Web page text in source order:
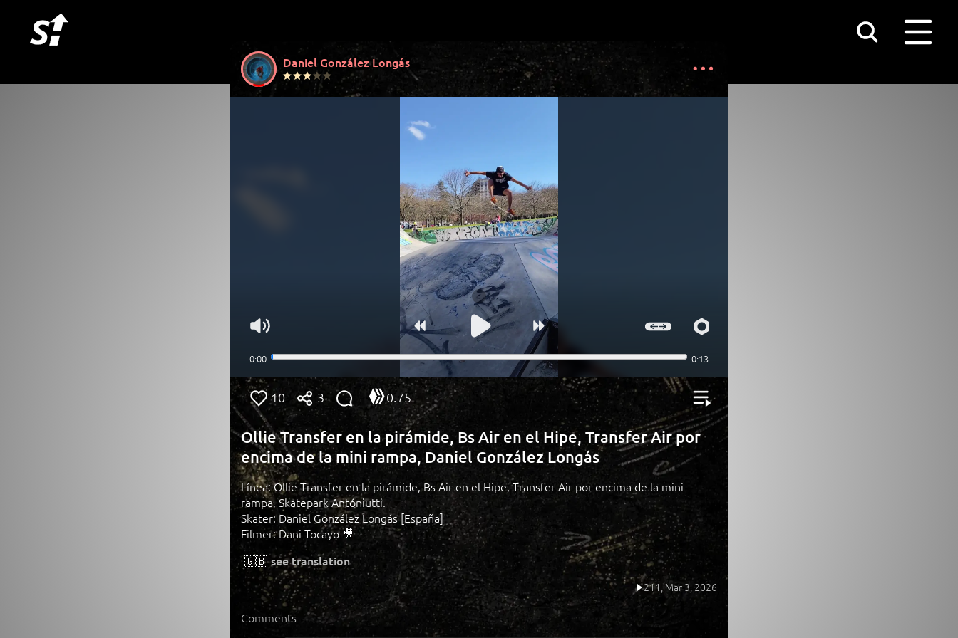
Daniel González Longás
10 3 0.75
Ollie Transfer en la pirámide, Bs Air en el Hipe, Transfer Air por
encima de la mini rampa, Daniel González Longás
Línea: Ollie Transfer en la pirámide, Bs Air en el Hipe, Transfer Air por encima de la mini
rampa, Skatepark Antóniutti.
Skater: Daniel González Longás [España]
Filmer: Dani Tocayo 🎥
🇬🇧 see translation
211, Mar 3, 2026
Comments